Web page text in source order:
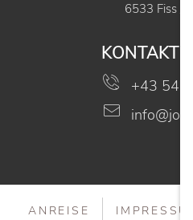
6533 Fiss /
KONTAKT
+43
ANREISE IMPRESSUM